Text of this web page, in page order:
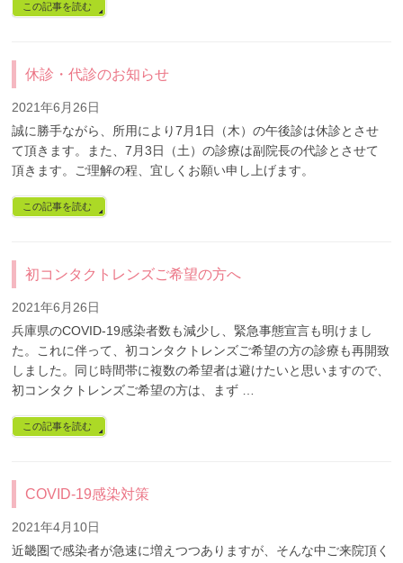
この記事を読む
休診・代診のお知らせ
2021年6月26日
誠に勝手ながら、所用により7月1日（木）の午後診は休診とさせ
て頂きます。また、7月3日（土）の診療は副院長の代診とさせて
頂きます。ご理解の程、宜しくお願い申し上げます。
この記事を読む
初コンタクトレンズご希望の方へ
2021年6月26日
兵庫県のCOVID-19感染者数も減少し、緊急事態宣言も明けまし
た。これに伴って、初コンタクトレンズご希望の方の診療も再開致
しました。同じ時間帯に複数の希望者は避けたいと思いますので、
初コンタクトレンズご希望の方は、まず …
この記事を読む
COVID-19感染対策
2021年4月10日
近畿圏で感染者が急速に増えつつありますが、そんな中ご来院頂く